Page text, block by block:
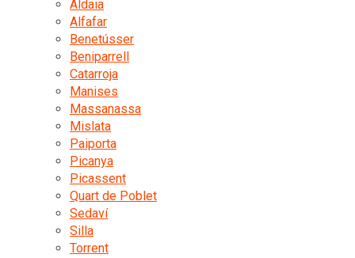
Aldaia
Alfafar
Benetússer
Beniparrell
Catarroja
Manises
Massanassa
Mislata
Paiporta
Picanya
Picassent
Quart de Poblet
Sedaví
Silla
Torrent